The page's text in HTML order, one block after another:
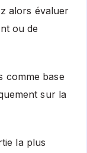
alors évaluer
ou de
comme base
sur la
la plus